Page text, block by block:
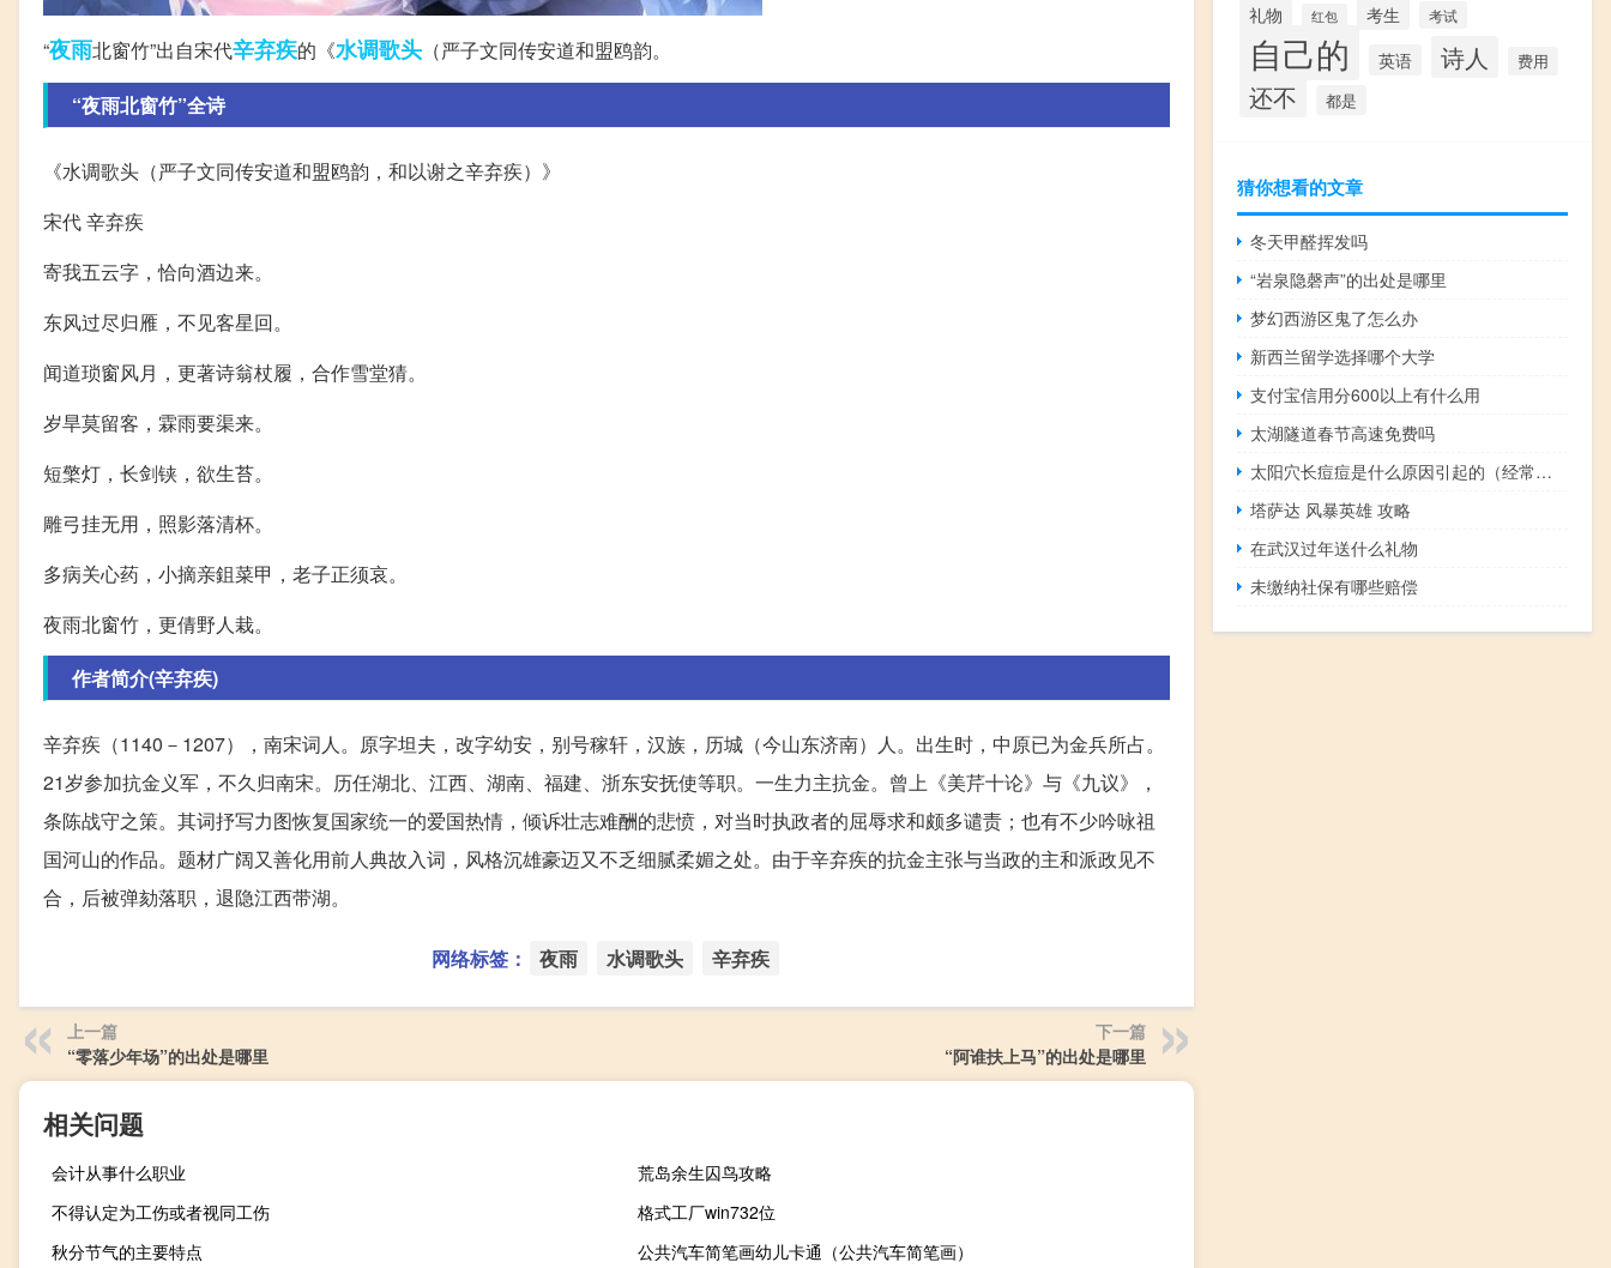
“夜雨北窗竹”出自宋代辛弃疾的《水调歌头 （严子文同传安道和盟鸥韵。
“夜雨北窗竹”全诗
《水调歌头（严子文同传安道和盟鸥韵，和以谢之辛弃疾）》
宋代 辛弃疾
寄我五云字，恰向酒边来。
东风过尽归雁，不见客星回。
闻道琐窗风月，更著诗翁杖履，合作雪堂猜。
岁旱莫留客，霖雨要渠来。
短檠灯，长剑铗，欲生苔。
雕弓挂无用，照影落清杯。
多病关心药，小摘亲鉏菜甲，老子正须哀。
夜雨北窗竹，更倩野人栽。
作者简介(辛弃疾)
辛弃疾（1140－1207），南宋词人。原字坦夫，改字幼安，别号稼轩，汉族，历城（今山东济南）人。出生时，中原已为金兵所占。
21岁参加抗金义军，不久归南宋。历任湖北、江西、湖南、福建、浙东安抚使等职。一生力主抗金。曾上《美芹十论》与《九议》，
条陈战守之策。其词抒写力图恢复国家统一的爱国热情，倾诉壮志难酬的悲愤，对当时执政者的屈辱求和颇多谴责；也有不少吟咏祖
国河山的作品。题材广阔又善化用前人典故入词，风格沉雄豪迈又不乏细腻柔媚之处。由于辛弃疾的抗金主张与当政的主和派政见不
合，后被弹劾落职，退隐江西带湖。
网络标签： 夜雨 水调歌头 辛弃疾
上一篇
“零落少年场”的出处是哪里
下一篇
“阿谁扶上马”的出处是哪里
相关问题
会计从事什么职业
荒岛余生囚鸟攻略
不得认定为工伤或者视同工伤
格式工厂win732位
秋分节气的主要特点
公共汽车简笔画幼儿卡通（公共汽车简笔画）
礼物 红包 考生 考试
自己的 英语 诗人 费用
还不 都是
猜你想看的文章
冬天甲醛挥发吗
“岩泉隐磬声”的出处是哪里
梦幻西游区鬼了怎么办
新西兰留学选择哪个大学
支付宝信用分600以上有什么用
太湖隧道春节高速免费吗
太阳穴长痘痘是什么原因引起的（经常太阳穴痛是怎么回事）
塔萨达 风暴英雄 攻略
在武汉过年送什么礼物
未缴纳社保有哪些赔偿